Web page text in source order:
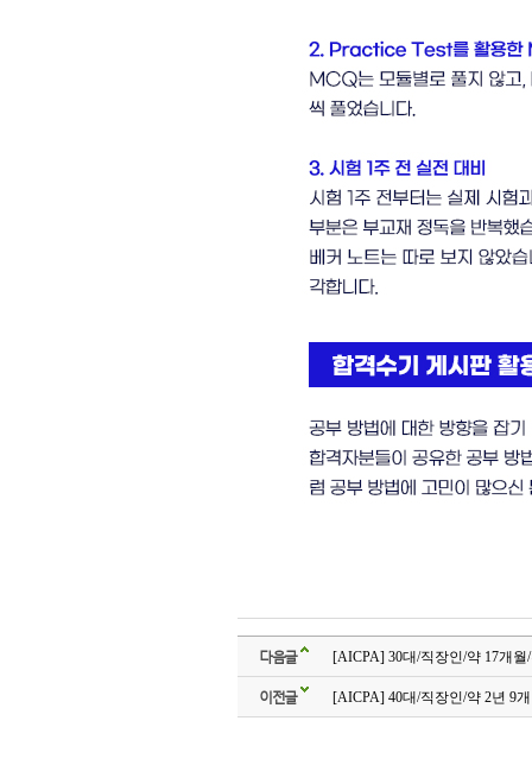
다음글 [AICPA] 30대/직장인/약 17개
이전글 [AICPA] 40대/직장인/약 2년 9